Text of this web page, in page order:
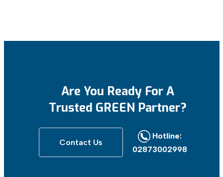
Are You Ready ForA
Trusted GREEN Partner?
Contact Us
Hotline:
02873002998